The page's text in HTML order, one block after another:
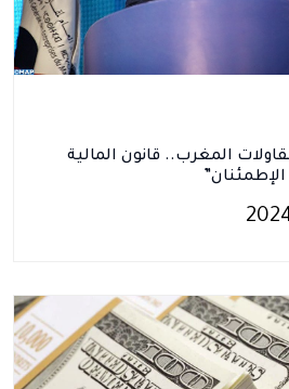
المغرب.. قانون المالية